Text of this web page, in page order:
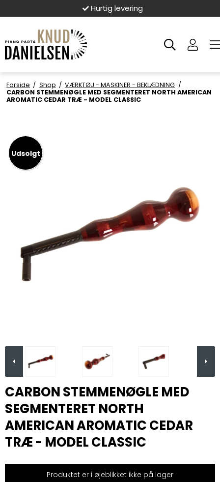
Hurtig levering
Forside / Shop / VÆRKTØJ - MASKINER - BEKLÆDNING /
CARBON STEMMENØGLE MED SEGMENTERET NORTH AMERICAN
AROMATIC CEDAR TRÆ - MODEL CLASSIC
Udsolgt
CARBON STEMMENØGLE MED
SEGMENTERET NORTH
AMERICAN AROMATIC CEDAR
TRÆ - MODEL CLASSIC
Produktet er i øjeblikket ikke på lager